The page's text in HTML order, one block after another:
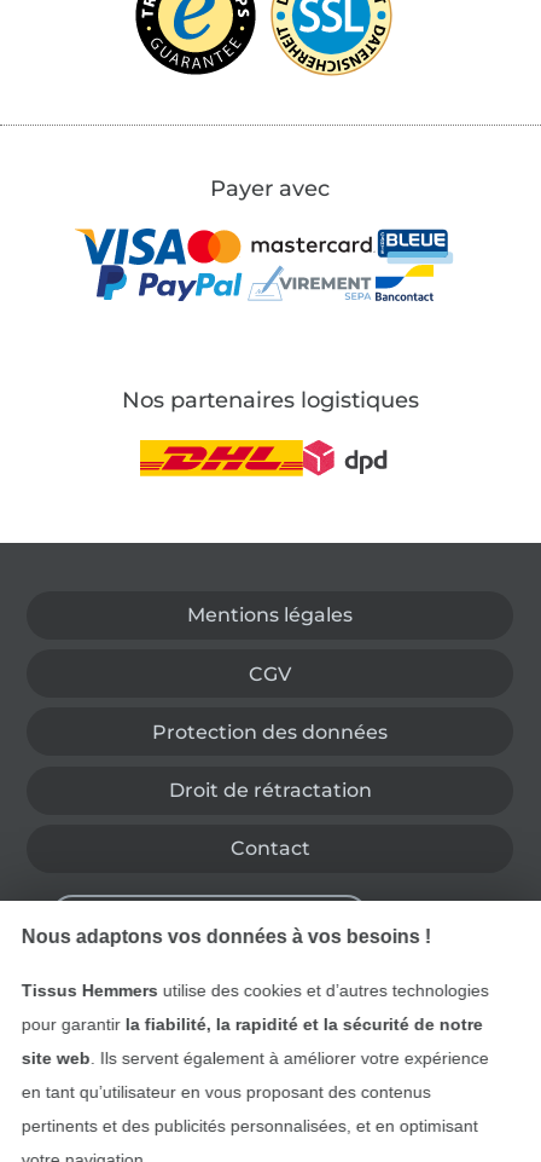
Payer avec
Nos partenaires logistiques
Mentions légales
CGV
Protection des données
Droit de rétractation
Contact
Trouvez plus d’idées
Nous adaptons vos données à vos besoins !
Tissus Hemmers utilise des cookies et d’autres technologies
pour garantir la fiabilité, la rapidité et la sécurité de notre
site web . Ils servent également à améliorer votre expérience
en tant qu’utilisateur en vous proposant des contenus
pertinents et des publicités personnalisées, et en optimisant